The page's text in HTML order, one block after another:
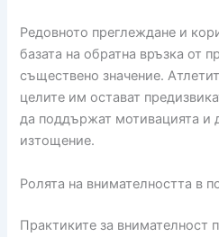
Редовното преглеждане и
базата на обратна връзка от
съществено значение.
целите им остават
да поддържат мотивацията и
изтощение.
Ролята на внимателността в
Практиките за внимателност